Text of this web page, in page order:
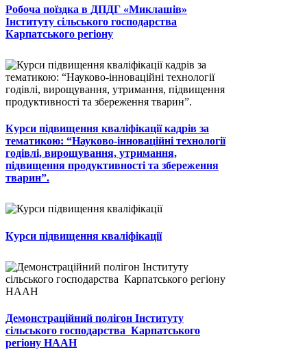
Робоча поїздка в ДПДГ «Миклашів»
Інституту сільського господарства
Карпатського регіону
Курси підвищення кваліфікації кадрів за
тематикою: “Науково-інноваційні технології
годівлі, вирощування, утримання,
підвищення продуктивності та збереження
тварин”.
Курси підвищення кваліфікації
Демонстраційний полігон Інституту
сільського господарства Карпатського
регіону НААН